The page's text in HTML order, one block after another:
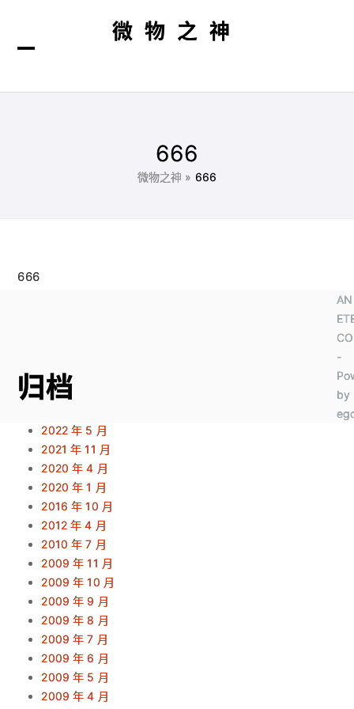
微物之神
666
微物之神 » 666
666
归档
2022 年 5 月
2021 年 11 月
2020 年 4 月
2020 年 1 月
2016 年 10 月
2012 年 4 月
2010 年 7 月
2009 年 11 月
2009 年 10 月
2009 年 9 月
2009 年 8 月
2009 年 7 月
2009 年 6 月
2009 年 5 月
2009 年 4 月
AN
-
by